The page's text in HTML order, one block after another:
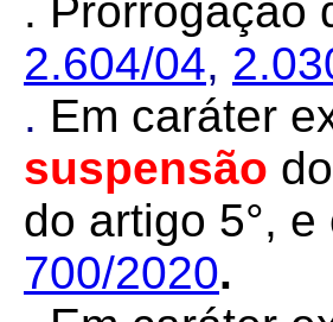
. Prorrogação
2.604/04,
. Em caráter
suspensão
do artigo 5°,
700/2020.